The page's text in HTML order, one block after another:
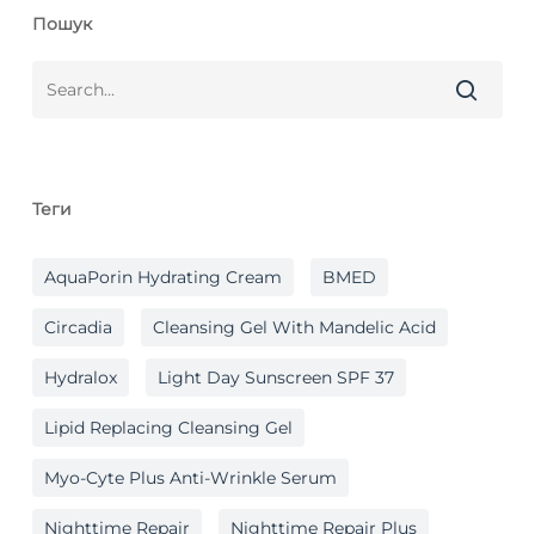
Пошук
Теги
AquaPorin Hydrating Cream BMED
Circadia Cleansing Gel With Mandelic Acid
Hydralox Light Day Sunscreen SPF 37
Lipid Replacing Cleansing Gel
Myo-Cyte Plus Anti-Wrinkle Serum
Nighttime Repair Nighttime Repair Plus